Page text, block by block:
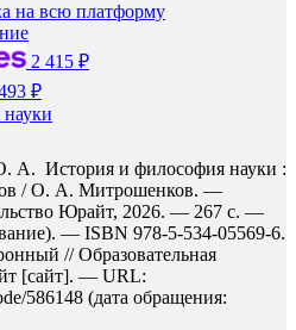
на всю платформу
2 415 ₽
₽
А. История и философия науки :
/ О. А. Митрошенков. —
Юрайт, 2026. — 267 с. —
— ISBN 978-5-534-05569-6.
// Образовательная
[сайт]. — URL:
586148 (дата обращения: